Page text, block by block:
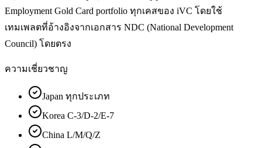
Employment Gold Card portfolio ทุกเคสของ iVC โดยใช้
เทมเพลตที่อ้างอิงจากเอกสาร NDC (National Development
Council) โดยตรง
ความเชี่ยวชาญ
Japan ทุกประเภท
Korea C-3/D-2/E-7
China L/M/Q/Z